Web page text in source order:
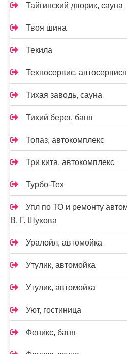
Тайгинский дворик, сауна
Твоя шина
Текила
Техносервис,
Тихая заводь, сауна
Тихий берег, баня
Топаз, автокомплекс
Три кита, автокомплекс
Турбо-Тех
Упл по ТО и ремонту
В. Г. Шухова
Уралойл, автомойка
Утулик, автомойка
Утулик, автомойка
Уют, гостиница
Феникс, баня